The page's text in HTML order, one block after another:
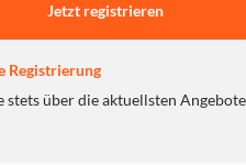
Jetzt registrieren
Registrierung
stets über die aktuellsten